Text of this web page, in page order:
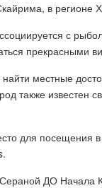
в регионе
с
прекрасными
местные
также
для посещения
ДО Начала